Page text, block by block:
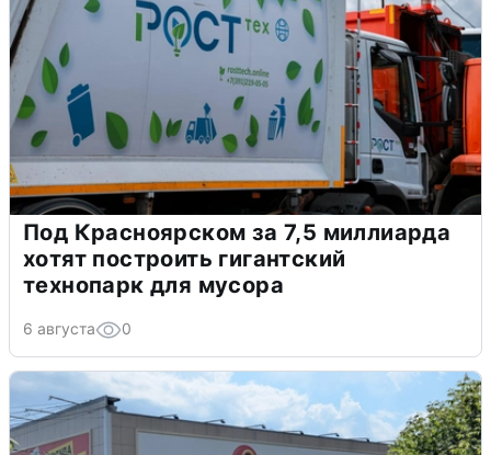
Под Красноярском за 7,5 миллиарда
хотят построить гигантский
технопарк для мусора
6 августа 0